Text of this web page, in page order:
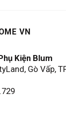
VN
Kiện Blum
Gò Vấp,